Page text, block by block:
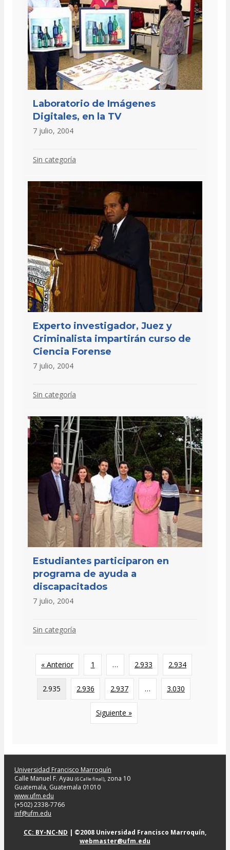
Laboratorio de Imágenes
Digitales, en la TV
7 julio, 2004
Sin categoría
Experto investigador, Juez y
Criminalista impartirán curso de
Ciencia Forense
7 julio, 2004
Sin categoría
Estudiantes participaron en
programa de ayuda a
discapacitados
7 julio, 2004
Sin categoría
« Anterior 1 … 2.933 2.934
2.935 2.936 2.937 … 3.030
Siguiente »
Universidad Francisco Marroquín
Calle Manuel F. Ayau (6 Calle final), zona 10
Guatemala, Guatemala 01010
www.ufm.edu
(+502) 2338-7766
inf@ufm.edu
CC: BY-NC-ND | ©2008 Universidad Francisco Marroquín,
webmaster@ufm.edu